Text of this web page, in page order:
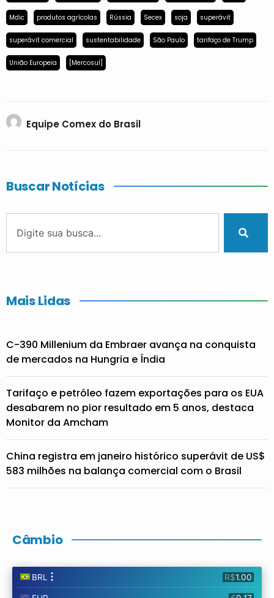
Mdic produtos agrícolas Rússia Secex soja superávit
superávit comercial sustentabilidade São Paulo tarifaço de Trump
União Europeia [Mercosul]
Equipe Comex do Brasil
Buscar Notícias
Mais Lidas
C-390 Millenium da Embraer avança na conquista
de mercados na Hungria e Índia
Tarifaço e petróleo fazem exportações para os EUA
desabarem no pior resultado em 5 anos, destaca
Monitor da Amcham
China registra em janeiro histórico superávit de US$
583 milhões na balança comercial com o Brasil
Câmbio